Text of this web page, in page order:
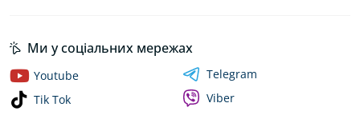
Ми у соціальних мережах
Youtube
Tik Tok
Telegram
Viber